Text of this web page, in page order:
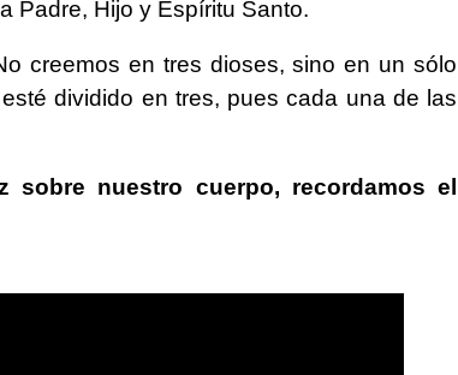
Padre, Hijo y Espíritu Santo.
creemos en tres dioses, sino en un sólo
dividido en tres, pues cada una de las
nuestro cuerpo, recordamos el